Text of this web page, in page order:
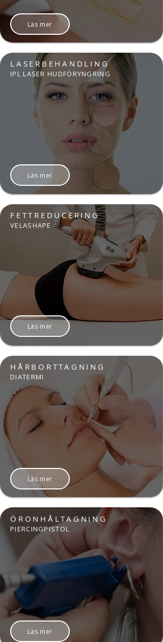
Läs mer
Läs mer
LASERBEHANDLING
IPL LASER HUDFÖRYNGRING
Läs mer
FETTREDUCERING
VELASHAPE
HÅRBORTTAGNING
DIATERMI
Läs mer
ÖRONHÅLTAGNING
PIERCINGPISTOL
Läs mer